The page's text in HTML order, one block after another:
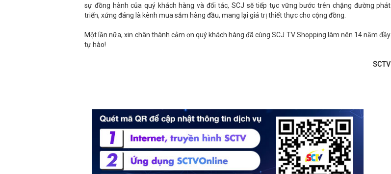
sự đồng hành của quý khách hàng và đối tác, SCJ sẽ tiếp tục vững bước trên chặng đường phát
triển, xứng đáng là kênh mua sắm hàng đầu, mang lại giá trị thiết thực cho cộng đồng.
Một lần nữa, xin chân thành cảm ơn quý khách hàng đã cùng SCJ TV Shopping làm nên 14 năm đầy
tự hào!
SCTV